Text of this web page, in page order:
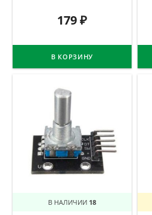
179₽
В КОРЗИНУ
В НАЛИЧИИ 18